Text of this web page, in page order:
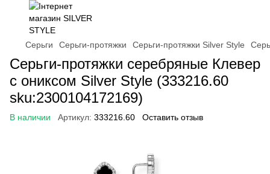
Серьги Серьги-протяжки Серьги-протяжки Silver Style
Серьги-протяжки серебряные Клевер
с ониксом Silver Style (333216.60
sku:2300104172169)
В наличии Артикул: 333216.60 Оставить отзыв